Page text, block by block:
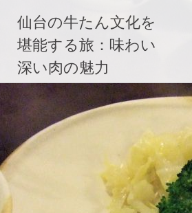
へ
ス
キ
ッ
プ
仙台の牛たん文化を
堪能する旅：味わい
深い肉の魅力